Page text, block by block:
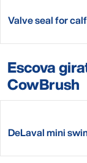
Valve seal for
Escova
CowBrush
DeLaval mini